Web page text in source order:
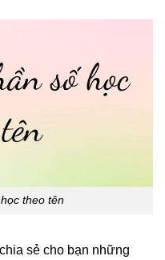
theo tên
sẻ cho bạn những